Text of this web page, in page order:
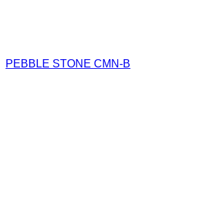
PEBBLE STONE CMN-B